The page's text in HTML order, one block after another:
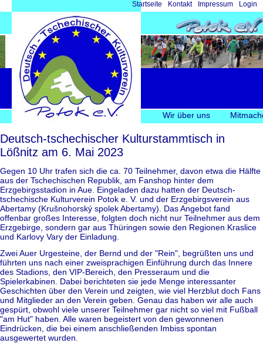
Navigation
überspringen
Wir über uns
Navigation
überspringen
Login
Impressum
Kontakt
Startseite
Deutsch-tschechischer Kulturstammtisch in
Lößnitz am 6. Mai 2023
Gegen 10 Uhr trafen sich die ca. 70 Teilnehmer, davon etwa die Hälfte
aus der Tschechischen Republik, am Fanshop hinter dem
Erzgebirgsstadion in Aue. Eingeladen dazu hatten der Deutsch-
tschechische Kulturverein Potok e. V. und der Erzgebirgsverein aus
Abertamy (Krušnohorský spolek Abertamy). Das Angebot fand
offenbar großes Interesse, folgten doch nicht nur Teilnehmer aus dem
Erzgebirge, sondern gar aus Thüringen sowie den Regionen Kraslice
und Karlovy Vary der Einladung.
Zwei Auer Urgesteine, der Bernd und der "Rein", begrüßten uns und
führten uns nach einer zweisprachigen Einführung durch das Innere
des Stadions, den VIP-Bereich, den Presseraum und die
Spielerkabinen. Dabei berichteten sie jede Menge interessanter
Geschichten über den Verein und zeigten, wie viel Herzblut doch Fans
und Mitglieder an den Verein geben. Genau das haben wir alle auch
gespürt, obwohl viele unserer Teilnehmer gar nicht so viel mit Fußball
"am Hut" haben. Alle waren begeistert von den gewonnenen
Eindrücken, die bei einem anschließenden Imbiss spontan
ausgewertet wurden.